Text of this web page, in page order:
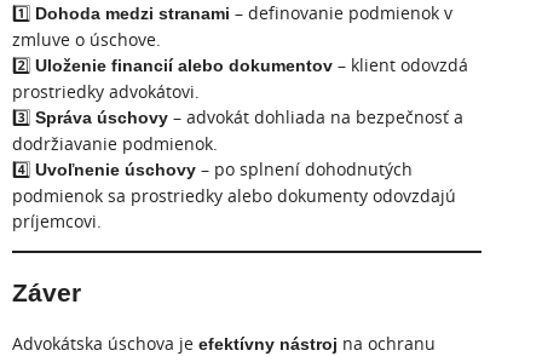
1️⃣ Dohoda medzi stranami – definovanie podmienok v
zmluve o úschove.
2️⃣ Uloženie financií alebo dokumentov – klient odovzdá
prostriedky advokátovi.
3️⃣ Správa úschovy – advokát dohliada na bezpečnosť a
dodržiavanie podmienok.
4️⃣ Uvoľnenie úschovy – po splnení dohodnutých
podmienok sa prostriedky alebo dokumenty odovzdajú
príjemcovi.
Záver
Advokátska úschova je efektívny nástroj na ochranu